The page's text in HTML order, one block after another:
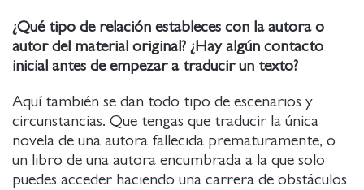
¿Qué tipo de relación estableces con la autora o
autor del material original? ¿Hay algún contacto
inicial antes de empezar a traducir un texto?
Aquí también se dan todo tipo de escenarios y
circunstancias. Que tengas que traducir la única
novela de una autora fallecida prematuramente, o
un libro de una autora encumbrada a la que solo
puedes acceder haciendo una carrera de obstáculos